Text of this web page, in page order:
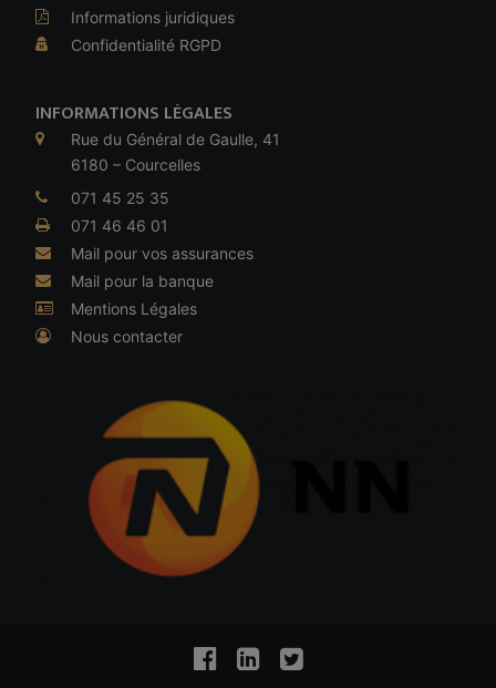
Informations juridiques
Confidentialité RGPD
INFORMATIONS LÉGALES
Rue du Général de Gaulle, 41
6180 – Courcelles
071 45 25 35
071 46 46 01
Mail pour vos assurances
Mail pour la banque
Mentions Légales
Nous contacter